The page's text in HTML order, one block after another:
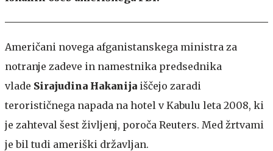
Američani novega afganistanskega ministra za
notranje zadeve in namestnika predsednika
vlade Sirajudina Hakanija iščejo zaradi
terorističnega napada na hotel v Kabulu leta 2008, ki
je zahteval šest življenj, poroča Reuters. Med žrtvami
je bil tudi ameriški državljan.